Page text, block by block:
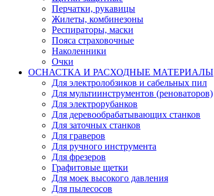
Перчатки, рукавицы
Жилеты, комбинезоны
Респираторы, маски
Пояса страховочные
Наколенники
Очки
ОСНАСТКА И РАСХОДНЫЕ МАТЕРИАЛЫ
Для электролобзиков и сабельных пил
Для мультиинструментов (реноваторов)
Для электрорубанков
Для деревообрабатывающих станков
Для заточных станков
Для граверов
Для ручного инструмента
Для фрезеров
Графитовые щетки
Для моек высокого давления
Для пылесосов